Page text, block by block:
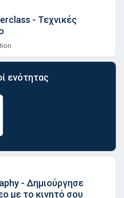
- Τεχνικές
ενότητας
- Δημιούργησε
με το κινητό σου